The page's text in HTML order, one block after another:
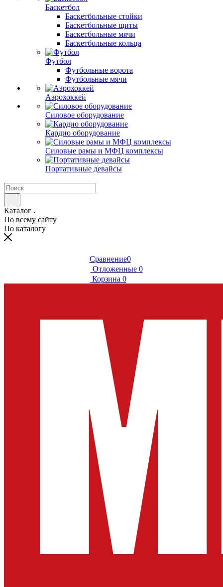
Баскетбол
Баскетбольные стойки
Баскетбольные щиты
Баскетбольные мячи
Баскетбольные кольца
Футбол
Футбольные ворота
Футбольные мячи
Аэрохоккей
Силовое оборудование
Кардио оборудование
Силовые рамы и МФЦ комплексы
Портативные девайсы
Каталог
По всему сайту
По каталогу
Сравнение0
Отложенные 0
Корзина 0